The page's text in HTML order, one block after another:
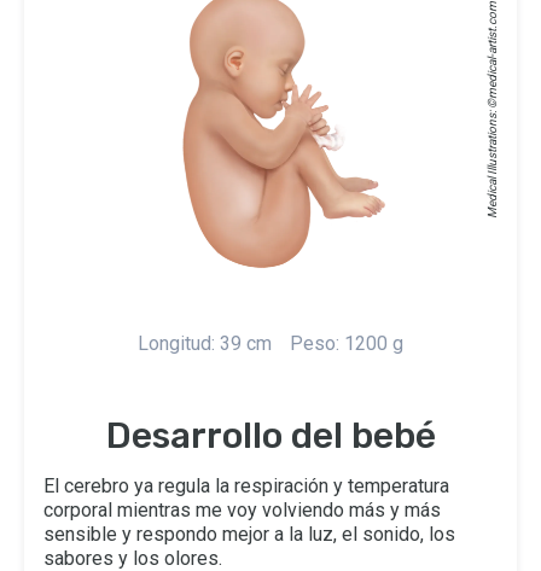
Medical Illustrations: ©
medical-artist.com
Longitud: 39 cm Peso: 1200 g
Desarrollo del bebé
El cerebro ya regula la respiración y temperatura
corporal mientras me voy volviendo más y más
sensible y respondo mejor a la luz, el sonido, los
sabores y los olores.